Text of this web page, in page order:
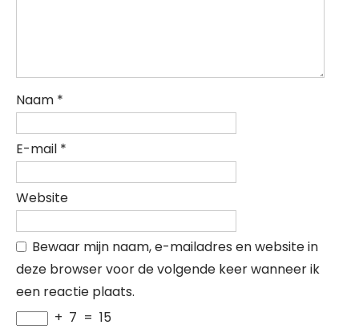
Naam *
E-mail *
Website
Bewaar mijn naam, e-mailadres en website in
deze browser voor de volgende keer wanneer ik
een reactie plaats.
+ 7 = 15